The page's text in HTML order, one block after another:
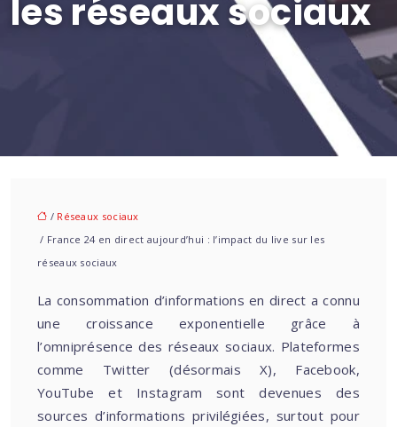
les réseaux sociaux
/ Réseaux sociaux
/ France 24 en direct aujourd’hui : l’impact du live sur les
réseaux sociaux
La consommation d’informations en direct a connu
une croissance exponentielle grâce à
l’omniprésence des réseaux sociaux. Plateformes
comme Twitter (désormais X), Facebook,
YouTube et Instagram sont devenues des
sources d’informations privilégiées, surtout pour